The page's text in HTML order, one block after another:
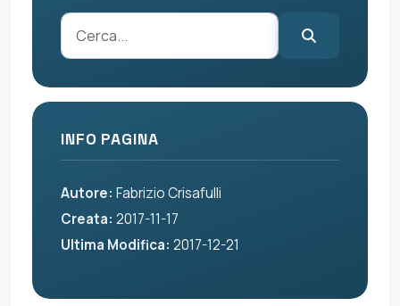
INFO PAGINA
Autore: Fabrizio Crisafulli
Creata: 2017-11-17
Ultima Modifica: 2017-12-21